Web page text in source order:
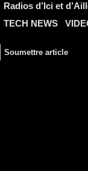
Radios d’Ici et
TECH NEWS
Soumettre article